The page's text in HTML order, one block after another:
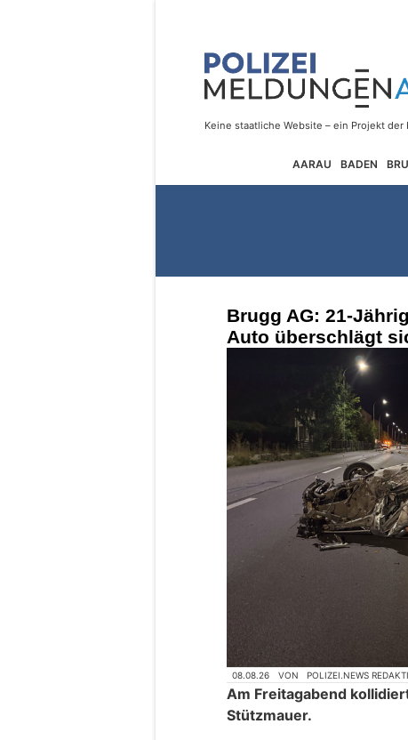
AARAU BADEN
Brugg AG: 21-
Auto überschlägt
08.08.26 VON POLIZEI.NEWS
Am Freitagabend
Stützmauer.